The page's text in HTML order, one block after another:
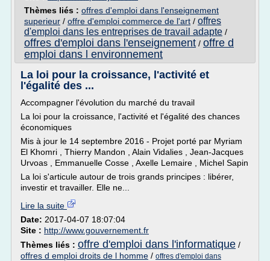
Thèmes liés : offres d'emploi dans l'enseignement
superieur / offre d'emploi commerce de l'art / offres
d'emploi dans les entreprises de travail adapte /
offres d'emploi dans l'enseignement / offre d
emploi dans l environnement
La loi pour la croissance, l'activité et
l'égalité des ...
Accompagner l'évolution du marché du travail
La loi pour la croissance, l'activité et l'égalité des chances
économiques
Mis à jour le 14 septembre 2016 - Projet porté par Myriam
El Khomri , Thierry Mandon , Alain Vidalies , Jean-Jacques
Urvoas , Emmanuelle Cosse , Axelle Lemaire , Michel Sapin
La loi s'articule autour de trois grands principes : libérer,
investir et travailler. Elle ne...
Lire la suite
Date: 2017-04-07 18:07:04
Site : http://www.gouvernement.fr
Thèmes liés : offre d'emploi dans l'informatique /
offres d emploi droits de l homme / offres d'emploi dans